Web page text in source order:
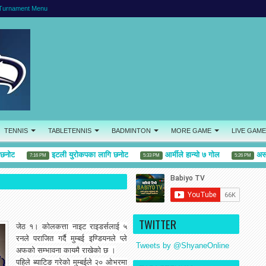
Menu
TENNIS TABLETENNIS BADMINTON MORE GAME LIVE GAME
7:16 PM इटली युरोकपका लागि छनोट 5:33 PM आर्मीले हान्यो ७ गोल 5:26 PM असोज
जेठ १।कोलकत्ता नाइट राइडर्सलाई ५
रनले पराजित गर्दै मुम्बई इण्डियनले प्ले
अफको सम्भावना कायमै राखेको छ ।
पहिले ब्याटिङ गरेको मुम्बईले २० ओभरमा
TWITTER
Tweets by @ShyaneOnline